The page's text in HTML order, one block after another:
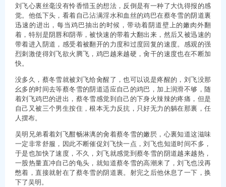
刘飞心裏丝毫没有怜香惜玉的想法，反倒是有一种了大仇得报的感
觉。他低下头，看着自己沾满淫水和血丝的鸡巴在蔡冬雪的阴道裏
迅速的进出，每当鸡巴抽出的时候，带动着阴道壁上的嫩肉外翻
着，特别是阴唇和阴蒂，被快速的带着大翻出来，然后又被迅速的
带着进入阴道，感受着被翻开的力度和过度回复的速度。感观的强
烈刺激使得刘飞欲火腾飞，鸡巴越来越硬，肏干的速度也在不断加
快。
没多久，蔡冬雪就被刘飞给肏醒了，也可以说是疼醒的，刘飞没那
幺多的时间去等蔡冬雪的阴道适应自己的鸡巴，加上润滑不够，随
着刘飞鸡巴的进出，蔡冬雪感觉到自己的下身火辣辣的疼痛，但是
自己又被三个男生按住，根本无力反抗，只好无力的躺在那裏，任
人摆布。
吴明兄弟看着刘飞酣畅淋漓的肏着蔡冬雪的嫩屄，心裏知道这滋味
一定非常舒服，因此不断催促刘飞快一点，刘飞也知道时间不多，
于是也加快了速度，不久，刘飞就感觉到蔡冬雪的阴道越来越热，
一股热量直冲自己的龟头，就知道蔡冬雪的高潮来了，刘飞也没再
憋着，直接就射在了蔡冬雪的阴道裏。射完之后他休息了一下，换
下了吴明。